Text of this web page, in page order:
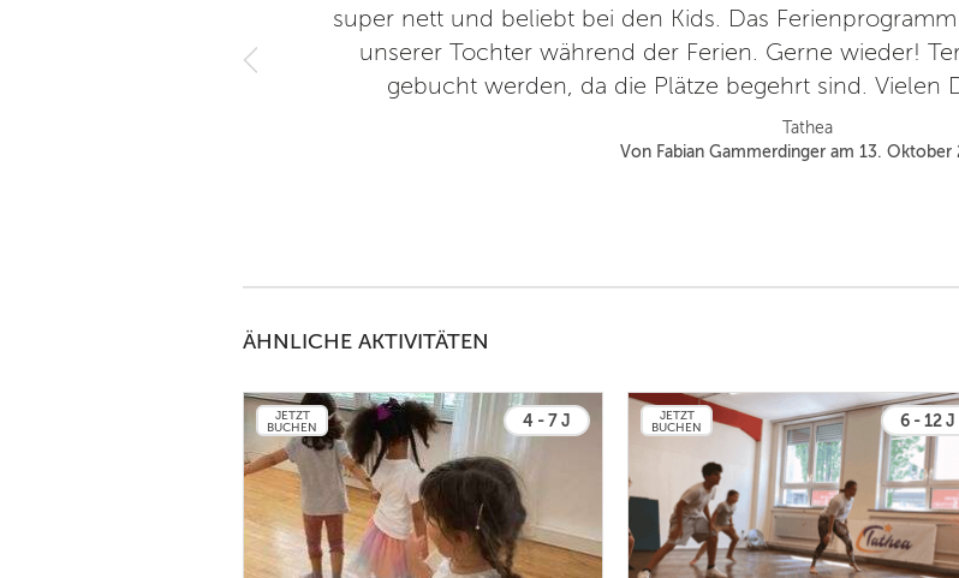
super nett und beliebt bei den Kids. Das
unserer Tochter während der Ferien. Gerne wieder!
gebucht werden, da die Plätze begehrt sind. Vielen
Tathea
Von Fabian Gammerdinger am 13. Oktober
ÄHNLICHE AKTIVITÄTEN
JETZT
BUCHEN
4 - 7 J
JETZT
BUCHEN
6 - 12 J